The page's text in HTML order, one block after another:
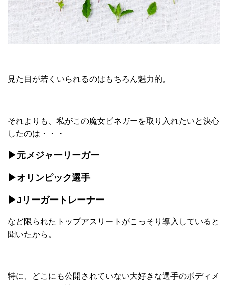
見た目が若くいられるのはもちろん魅力的。
それよりも、私がこの魔女ビネガーを取り入れたいと決心
したのは・・・
▶元メジャーリーガー
▶オリンピック選手
▶Jリーガートレーナー
など限られたトップアスリートがこっそり導入していると
聞いたから。
特に、どこにも公開されていない大好きな選手のボディメ